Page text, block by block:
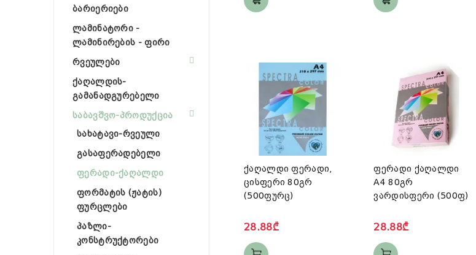
ბარიერიები
ლამინატორი -
ლამინირების - ფირი
რვეულები
ქაღალდის-
გამანადგურებელი
საბავშვო-პროდუქცია
სახატავი-რვეული
გასაფერადებელი
ფერადი-ქაღალდი
ფორმატის (ჟატის)
ფურცლები
პაზლი-
კონსტრუქტორები
ქაღალდი ფერადი,
ცისფერი 80გრ
(500ფურც)
28.88₾
ფერადი ქაღალდი
A4 80გრ
ვარდისფერი (500ფ)
28.88₾